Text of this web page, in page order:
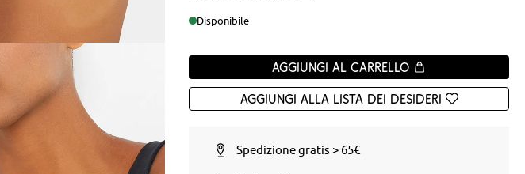
Disponibile
Aggiungi al carrello
Aggiungi alla Lista dei desideri
Spedizione gratis > 65€